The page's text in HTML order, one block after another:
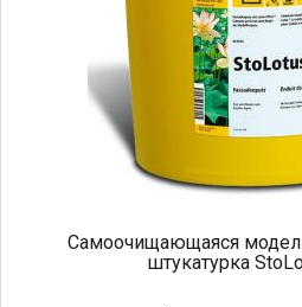
Самоочищающаяся
штукатурка